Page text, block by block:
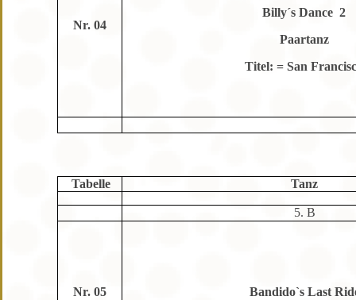
Nr. 04
Billy´s Dance 2
Paartanz
Titel: = San
Tabelle Tanz
5. B
Nr. 05 Bandido`s Last